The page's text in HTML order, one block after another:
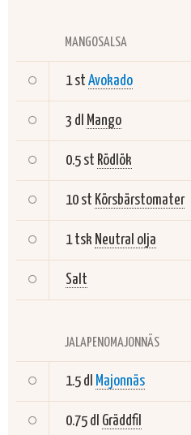
MANGOSALSA
1 st Avokado
3 dl Mango
0.5 st Rödlök
10 st Körsbärstomater
1 tsk Neutral olja
Salt
JALAPENOMAJONNÄS
1.5 dl Majonnäs
0.75 dl Gräddfil